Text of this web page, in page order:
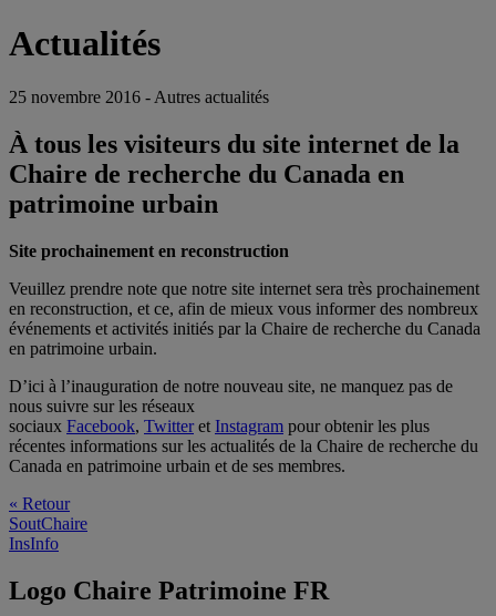
Actualités
25 novembre 2016 - Autres actualités
À tous les visiteurs du site internet de la
Chaire de recherche du Canada en
patrimoine urbain
Site prochainement en reconstruction
Veuillez prendre note que notre site internet sera très prochainement
en reconstruction, et ce, afin de mieux vous informer des nombreux
événements et activités initiés par la Chaire de recherche du Canada
en patrimoine urbain.
D’ici à l’inauguration de notre nouveau site, ne manquez pas de
nous suivre sur les réseaux
sociaux Facebook, Twitteret Instagram pour obtenir les plus
récentes informations sur les actualités de la Chaire de recherche du
Canada en patrimoine urbain et de ses membres.
« Retour
SoutChaire
InsInfo
Logo Chaire Patrimoine FR